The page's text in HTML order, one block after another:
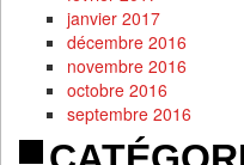
janvier 2017
décembre 2016
novembre 2016
octobre 2016
septembre 2016